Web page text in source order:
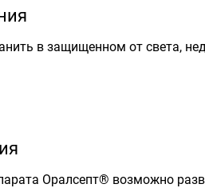
в защищенном от света,
Оралсепт® возможно